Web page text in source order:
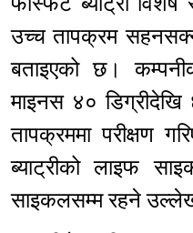
उच्च तापक्रम
बताइएको छ।
माइनस ४०
तापक्रममा परीक्षण
ब्याट्रीको लाइफ
साइकलसम्म रहने